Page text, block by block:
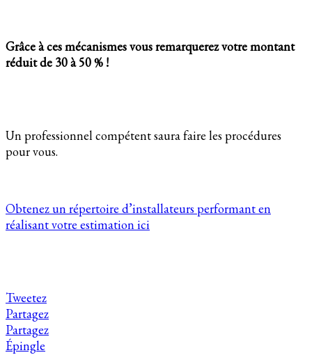
Grâce à ces mécanismes vous remarquerez votre montant
réduit de 30 à 50 % !
Un professionnel compétent saura faire les procédures
pour vous.
Obtenez un répertoire d’installateurs performant en
réalisant votre estimation ici
Tweetez
Partagez
Partagez
Épingle